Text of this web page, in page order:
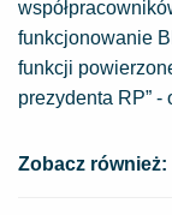
funkcjonowanie
funkcji
prezydenta RP” -
Zobacz również: